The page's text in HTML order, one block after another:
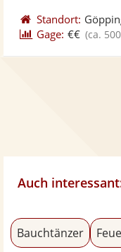
Standort:
Gage: €€ (ca.
Auch
Bauchtänzer